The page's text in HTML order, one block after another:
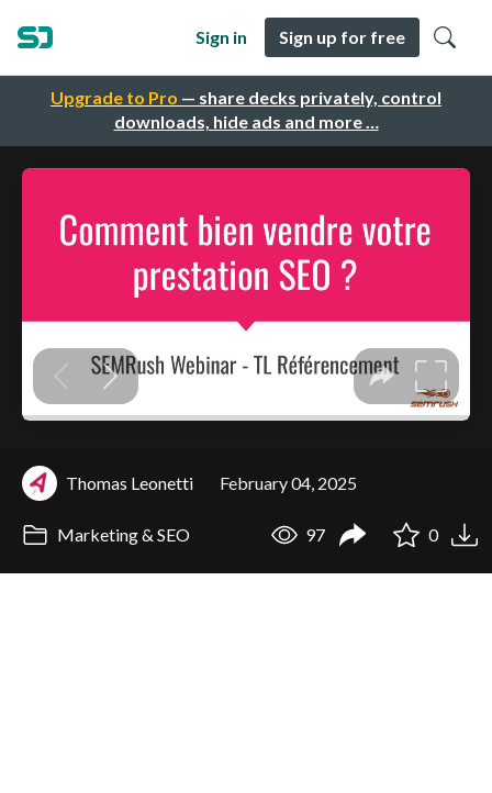
Upgrade to Pro — share decks privately, control
downloads, hide ads and more …
Sign in Sign up for free
Thomas Leonetti February 04, 2025
Marketing & SEO 97 0